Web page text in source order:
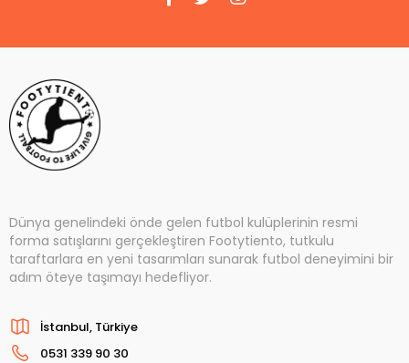
Dünya genelindeki önde gelen futbol kulüplerinin resmi
forma satışlarını gerçekleştiren Footytiento, tutkulu
taraftarlara en yeni tasarımları sunarak futbol deneyimini bir
adım öteye taşımayı hedefliyor.
İstanbul, Türkiye
0531 339 90 30